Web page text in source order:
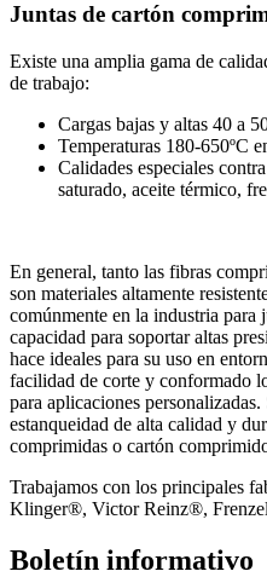
Juntas de cartón
Existe una amplia gama de
de trabajo:
Cargas bajas y altas 40 a
Temperaturas 180-650ºC
Calidades especiales
saturado, aceite térmico,
En general, tanto las fibras
son materiales altamente
comúnmente en la industria para
capacidad para soportar altas
hace ideales para su uso en
facilidad de corte y conformado
para aplicaciones
estanqueidad de alta calidad y
comprimidas o cartón
Trabajamos con los principales
Klinger®, Victor Reinz®,
Boletín informativo